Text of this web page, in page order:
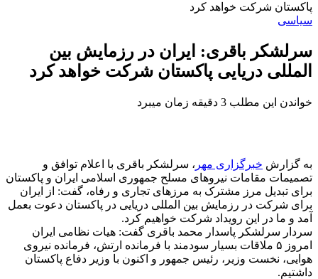
پاکستان شرکت خواهد کرد
سیاسی
سرلشکر باقری: ایران در رزمایش بین
المللی دریایی پاکستان شرکت خواهد کرد
خواندن این مطلب 3 دقیقه زمان میبرد
به گزارش خبرگزاری مهر ، سرلشکر باقری با اعلام توافق و
تصمیمات مقامات نیروهای مسلح جمهوری اسلامی ایران و پاکستان
برای تبدیل مرز مشترک به مرزهای تجاری و رفاه، گفت: از ایران
برای شرکت در رزمایش بین المللی دریایی در پاکستان دعوت‌ بعمل
آمد و ما در این رویداد شرکت خواهیم کرد.
سردار سرلشکر پاسدار محمد باقری گفت: هیات نظامی ایران
امروز ۵ ملاقات بسیار سودمند با فرمانده ارتش، فرمانده نیروی
هوایی، نخست وزیر، رئیس جمهور و اکنون با وزیر دفاع پاکستان
داشتیم.